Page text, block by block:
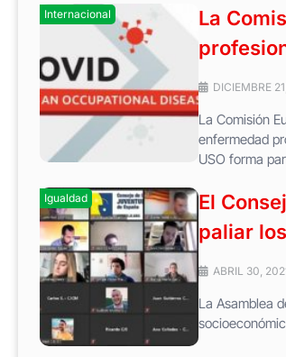
Internacional
La
DICIEMBRE
La Comisión
enfermedad
USO forma
Igualdad
El
paliar
ABRIL 30,
La Asamblea